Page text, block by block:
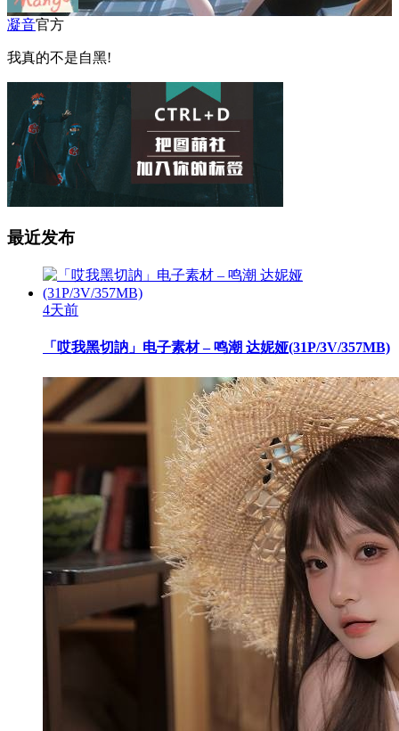
凝音官方
我真的不是自黑!
最近发布
4天前
「哎我黑切訥」电子素材 – 鸣潮 达妮娅(31P/3V/357MB)